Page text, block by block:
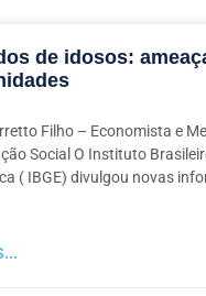
de idosos:
Filho – Economista e
Social O Instituto
( IBGE) divulgou novas